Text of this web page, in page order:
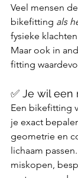
Veel mensen
bikefitting als
fysieke
Maar ook in
fitting
✅ Je wil
Een bikefitting
je exact
geometrie en
lichaam
miskopen,